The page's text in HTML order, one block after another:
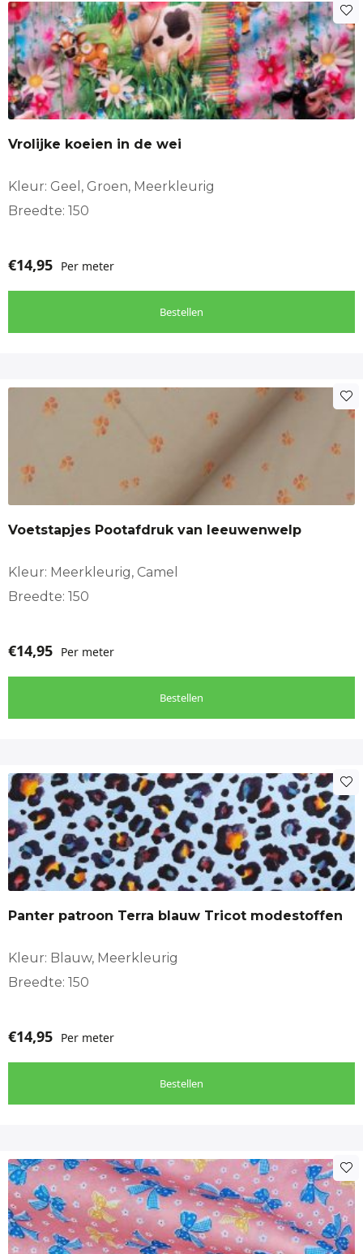
Vrolijke koeien in de wei
Kleur: Geel, Groen, Meerkleurig
Breedte: 150
€14,95 Per meter
Bestellen
Voetstapjes Pootafdruk van leeuwenwelp
Kleur: Meerkleurig, Camel
Breedte: 150
€14,95 Per meter
Bestellen
Panter patroon Terra blauw Tricot modestoffen
Kleur: Blauw, Meerkleurig
Breedte: 150
€14,95 Per meter
Bestellen